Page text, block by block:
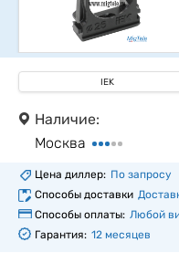
IEK
Наличие:
Москва
Цена диллер: По запросу
Способы доставки
Способы оплаты: Любой
Гарантия: 12 месяцев